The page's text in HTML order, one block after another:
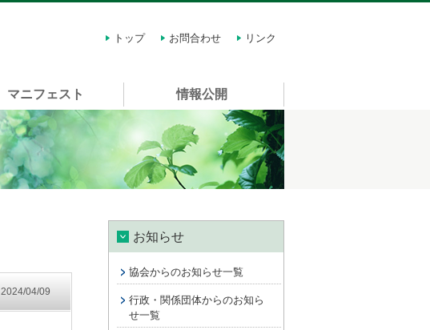
トップ
お問合わせ リンク
マニフェスト 情報公開
2024/04/09
お知らせ
協会からのお知らせ一覧
行政・関係団体からのお知ら
せ一覧